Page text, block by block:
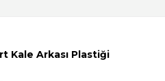
Kale Arkası Plastiği